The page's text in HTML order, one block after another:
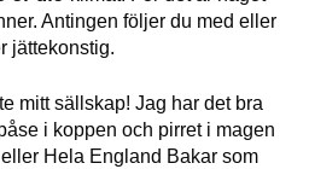
Antingen följer du med eller
jättekonstig.
mitt sällskap! Jag har det bra
i koppen och pirret i magen
Hela England Bakar som